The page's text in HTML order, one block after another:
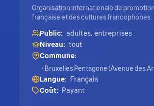
Organisation internationale de
française et des cultures francophones.
Public: adultes, entreprises
Niveau: tout
Commune:
• Bruxelles Pentagone (Avenue des
Langue:
Français
Coût:
Payant